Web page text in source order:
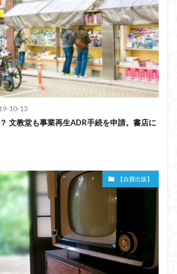
10-13
文教堂も事業再生ADR手続を申請。書店に
【自費出版】